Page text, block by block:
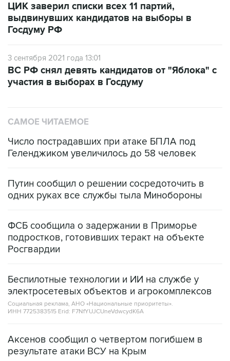
ЦИК заверил списки всех 11 партий,
выдвинувших кандидатов на выборы в
Госдуму РФ
3 сентября 2021 года 13:01
ВС РФ снял девять кандидатов от "Яблока" с
участия в выборах в Госдуму
САМОЕ ЧИТАЕМОЕ
Число пострадавших при атаке БПЛА под
Геленджиком увеличилось до 58 человек
Путин сообщил о решении сосредоточить в
одних руках все службы тыла Минобороны
ФСБ сообщила о задержании в Приморье
подростков, готовивших теракт на объекте
Росгвардии
Беспилотные технологии и ИИ на службе у
электросетевых объектов и агрокомплексов
Социальная реклама, АНО «Национальные приоритеты».
ИНН 7725383515 Erid: F7NfYUJCUneVdwcydK6A
Аксенов сообщил о четвертом погибшем в
результате атаки ВСУ на Крым